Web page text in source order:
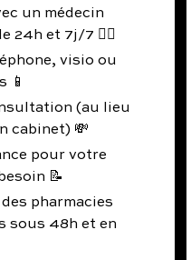
un médecin
24h et 7j/7 👨‍⚕️
visio ou
📱
(au lieu
cabinet) 💸
pour votre
📝
pharmacies
sous 48h et en